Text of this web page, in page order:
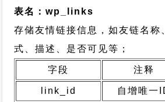
表名：wp_links
存储友情链接信息，如友链名称
式、描述、是否可见等；
字段 注释
link_id 自增唯一